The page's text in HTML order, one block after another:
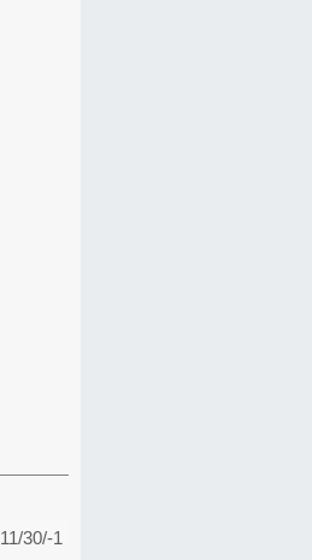
11/30/-1